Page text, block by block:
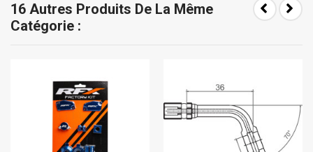
16 Autres Produits De La Même
Catégorie :